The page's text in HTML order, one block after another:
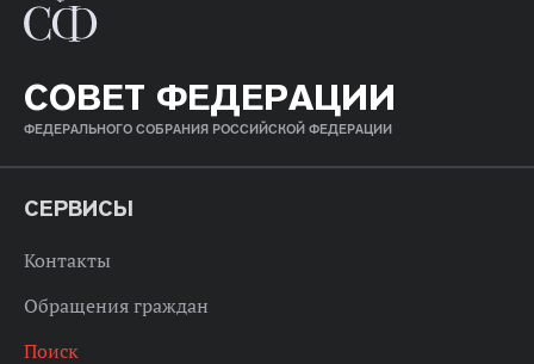
СОВЕТ ФЕДЕРАЦИИ
ФЕДЕРАЛЬНОГО СОБРАНИЯ РОССИЙСКОЙ ФЕДЕРАЦИИ
СЕРВИСЫ
Контакты
Обращения граждан
Поиск